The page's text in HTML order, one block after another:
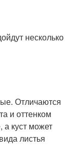
несколько
Отличаются
и оттенком
а куст может
листья